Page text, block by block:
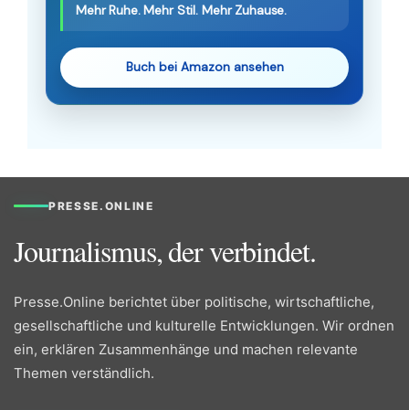
Mehr Ruhe. Mehr Stil. Mehr Zuhause.
Buch bei Amazon ansehen
PRESSE.ONLINE
Journalismus, der verbindet.
Presse.Online berichtet über politische, wirtschaftliche,
gesellschaftliche und kulturelle Entwicklungen. Wir ordnen
ein, erklären Zusammenhänge und machen relevante
Themen verständlich.